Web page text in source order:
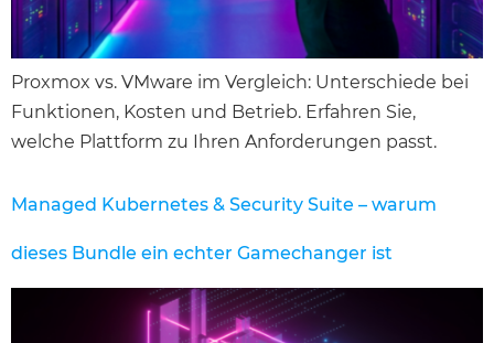
Proxmox vs. VMware im Vergleich: Unterschiede bei
Funktionen, Kosten und Betrieb. Erfahren Sie,
welche Plattform zu Ihren Anforderungen passt.
Managed Kubernetes & Security Suite – warum
dieses Bundle ein echter Gamechanger ist